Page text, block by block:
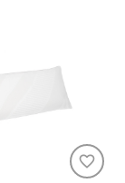
favorite_border